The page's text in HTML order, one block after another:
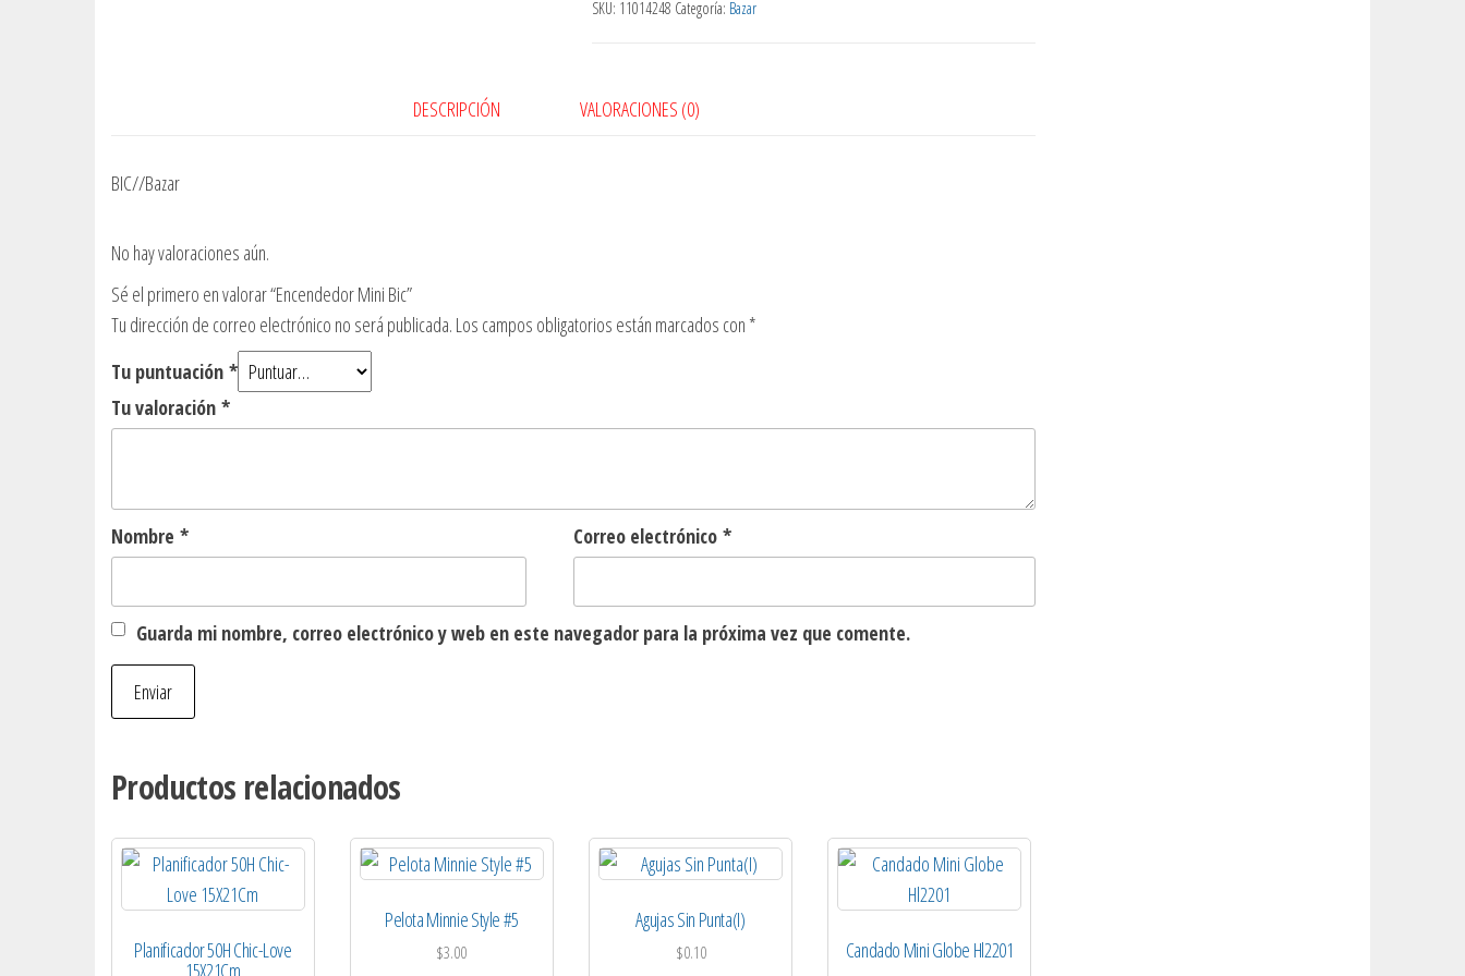
SKU: 11014248 Categoría: Bazar
DESCRIPCIÓN VALORACIONES (0)
BIC//Bazar
No hay valoraciones aún.
Sé el primero en valorar “Encendedor Mini Bic”
Tu dirección de correo electrónico no será publicada. Los campos obligatorios están marcados con *
Tu puntuación *
Tu valoración *
Nombre * Correo electrónico *
Guarda mi nombre, correo electrónico y web en este navegador para la próxima vez que comente.
Productos relacionados
Planificador 50H Chic-Love
15X21Cm
Pelota Minnie Style #5
$3.00
Agujas Sin Punta(I)
$0.10 Candado Mini Globe Hl2201